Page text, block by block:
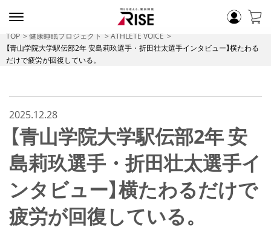
TOP 健康睡眠プロジェクト
ATHLETE VOICE
【青山学院大学駅伝部2年 安島莉玖選手・折田壮太選手インタビュー】横たわる
だけで疲労が回復している。
2025.12.28
【青山学院大学駅伝部2年 安
島莉玖選手・折田壮太選手イ
ンタビュー】横たわるだけで
疲労が回復している。